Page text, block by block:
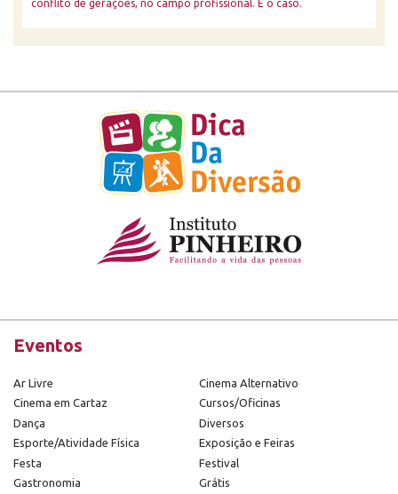
conflito de gerações, no campo profissional. É o caso.
Eventos
Ar Livre
Cinema Alternativo
Cinema em Cartaz
Cursos/Oficinas
Dança
Diversos
Esporte/Atividade Física
Exposição e Feiras
Festa
Festival
Gastronomia
Grátis